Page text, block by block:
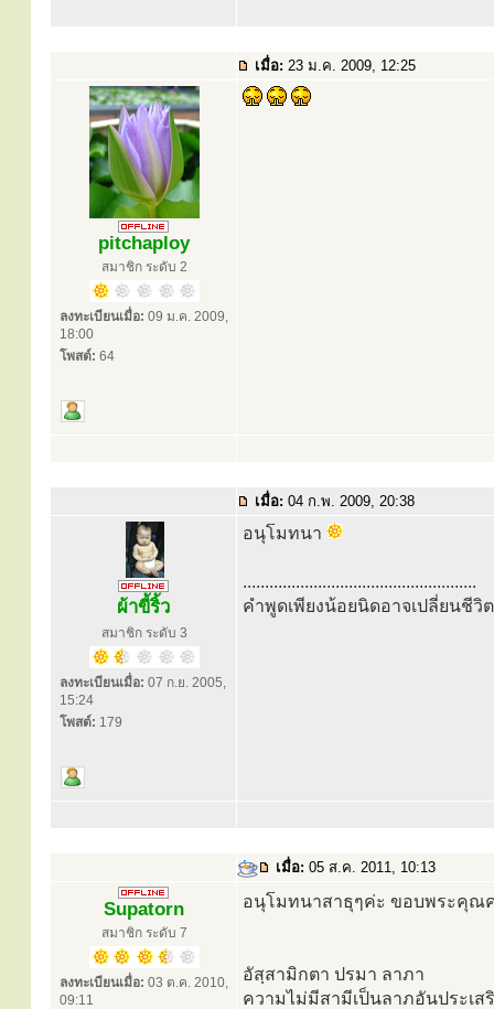
เมื่อ: 23 ม.ค. 2009, 12:25
pitchaploy
สมาชิก ระดับ 2
ลงทะเบียนเมื่อ: 09 ม.ค. 2009,
18:00
โพสต์: 64
เมื่อ: 04 ก.พ. 2009, 20:38
ผ้าขี้ริ้ว
สมาชิก ระดับ 3
ลงทะเบียนเมื่อ: 07 ก.ย. 2005,
15:24
โพสต์: 179
อนุโมทนา
.....................................................
คำพูดเพียงน้อยนิดอาจเปลี่ยนชีวิ
เมื่อ: 05 ส.ค. 2011, 10:13
Supatorn
สมาชิก ระดับ 7
ลงทะเบียนเมื่อ: 03 ต.ค. 2010,
09:11
อนุโมทนาสาธุๆค่ะ ขอบพระคุณ
อัสฺสามิกตา ปรมา ลาภา
ความไม่มีสามีเป็นลาภอันประเส